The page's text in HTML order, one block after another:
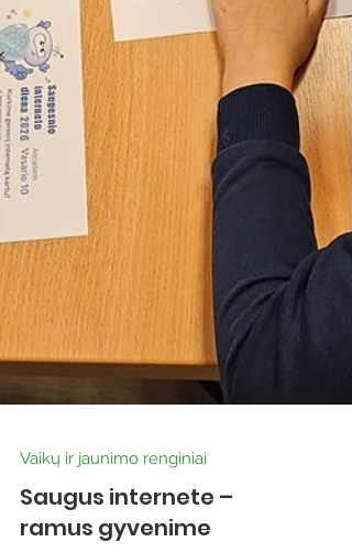
Vaikų ir jaunimo renginiai
Saugus internete –